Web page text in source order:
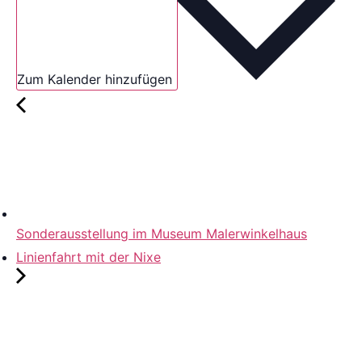
Zum Kalender hinzufügen
Sonderausstellung im Museum Malerwinkelhaus
Linienfahrt mit der Nixe